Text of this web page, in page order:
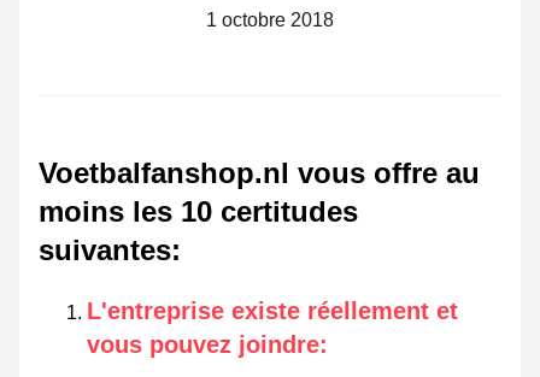
1 octobre 2018
Voetbalfanshop.nl vous offre au
moins les 10 certitudes
suivantes:
L'entreprise existe réellement et
vous pouvez joindre: